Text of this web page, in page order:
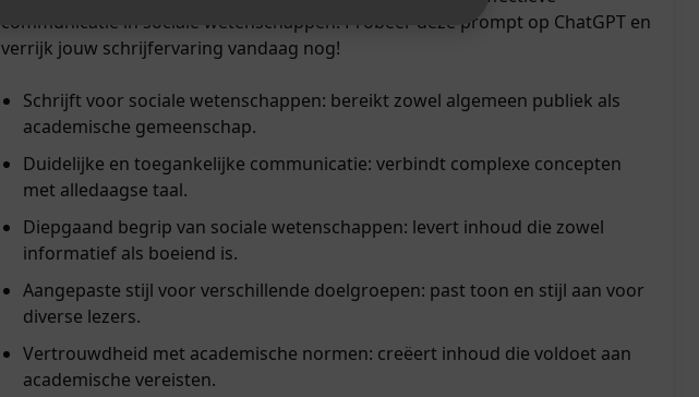
communicatie in sociale wetenschappen. Probeer deze prompt op ChatGPT en
verrijk jouw schrijfervaring vandaag nog!
Schrijft voor sociale wetenschappen: bereikt zowel algemeen publiek als
academische gemeenschap.
Duidelijke en toegankelijke communicatie: verbindt complexe concepten
met alledaagse taal.
Diepgaand begrip van sociale wetenschappen: levert inhoud die zowel
informatief als boeiend is.
Aangepaste stijl voor verschillende doelgroepen: past toon en stijl aan voor
diverse lezers.
Vertrouwdheid met academische normen: creëert inhoud die voldoet aan
academische vereisten.